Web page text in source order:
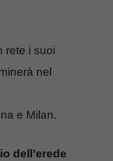
rete i suoi
nel
e Milan.
dell’erede